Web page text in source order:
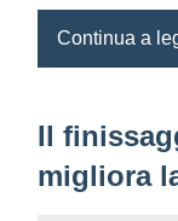
Continua a
Il
migliora